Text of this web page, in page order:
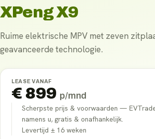
XPeng X9
Ruime elektrische MPV met zeven
geavanceerde technologie.
LEASE VANAF
€ 899 p/mnd
Scherpste prijs & voorwaarden —
namens u, gratis & onafhankelijk.
Levertijd ± 16 weken